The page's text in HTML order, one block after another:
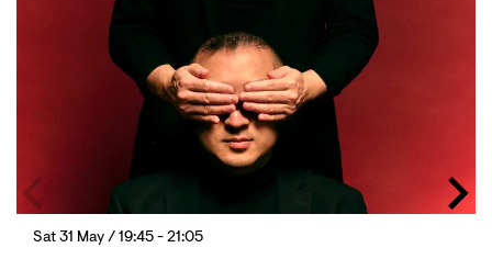
Sat 31 May / 19:45 - 21:05